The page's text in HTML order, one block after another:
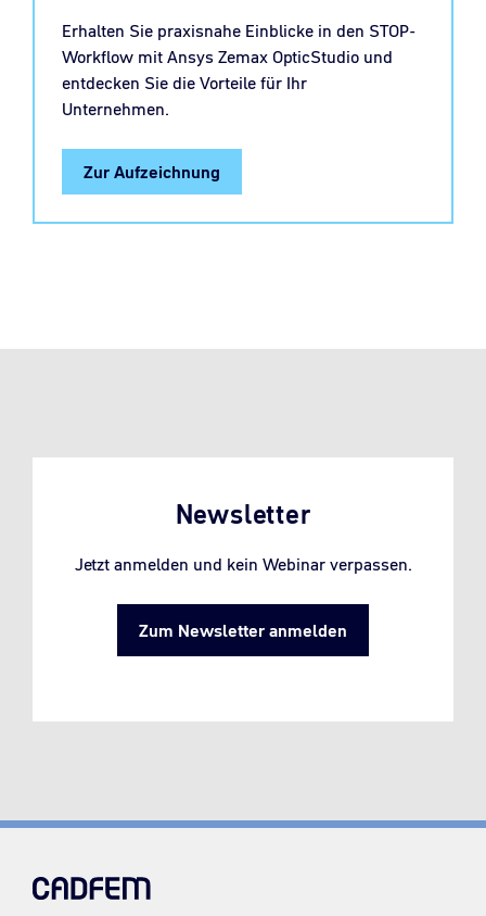
Erhalten Sie praxisnahe Einblicke in den STOP-
Workflow mit Ansys Zemax OpticStudio und
entdecken Sie die Vorteile für Ihr
Unternehmen.
Zur Aufzeichnung
Newsletter
Jetzt anmelden und kein Webinar verpassen.
Zum Newsletter anmelden